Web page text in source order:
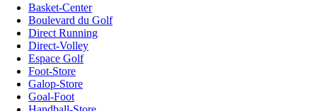
Basket-Center
Boulevard du Golf
Direct Running
Direct-Volley
Espace Golf
Foot-Store
Galop-Store
Goal-Foot